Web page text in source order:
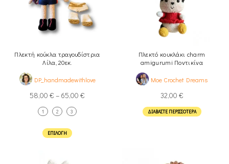
Πλεκτή κούκλα τραγουδίστρια
Λίλα, 20εκ.
DP_handmadewithlove
58,00 € – 65,00 €
1 2 3
ΕΠΙΛΟΓΉ
Πλεκτό κουκλάκι charm
amigurumi Ποντικίνα
Moe Crochet Dreams
32,00 €
ΔΙΑΒΆΣΤΕ ΠΕΡΙΣΣΌΤΕΡΑ